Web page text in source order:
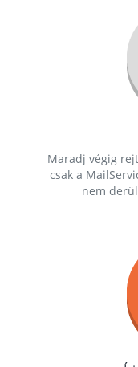
Maradj végig
csak a
nem